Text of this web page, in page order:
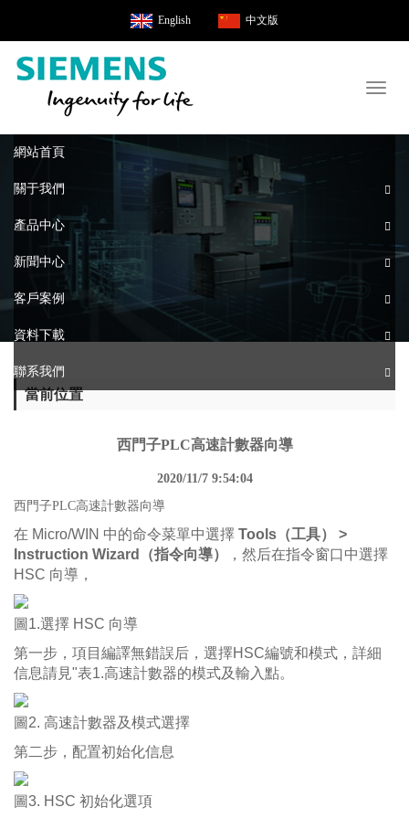
English 中文版
網站首頁
關于我們
產品中心
新聞中心
客戶案例
資料下載
聯系我們
當前位置
西門子PLC高速計數器向導
2020/11/7 9:54:04
西門子PLC高速計數器向導
在 Micro/WIN 中的命令菜單中選擇 Tools（工具） >
Instruction Wizard（指令向導）
，然后在指令窗口中選擇
HSC 向導，
圖1.選擇 HSC 向導
第一步，項目編譯無錯誤后，選擇HSC編號和模式，詳細
信息請見"表1.高速計數器的模式及輸入點。
圖2. 高速計數器及模式選擇
第二步，配置初始化信息
圖3. HSC 初始化選項